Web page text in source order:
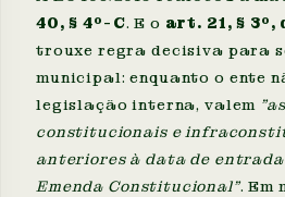
40, § 4º-C. E o art. 21, § 3º,
trouxe regra decisiva para
municipal: enquanto o ente
legislação interna, valem
constitucionais e
anteriores à data de
Emenda Constitucional". Em